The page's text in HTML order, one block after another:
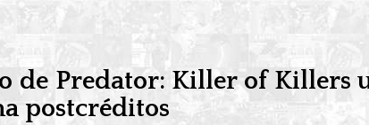
de Predator: Killer of Killers
postcréditos